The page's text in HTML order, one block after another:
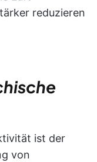
reduzieren
ist der
von